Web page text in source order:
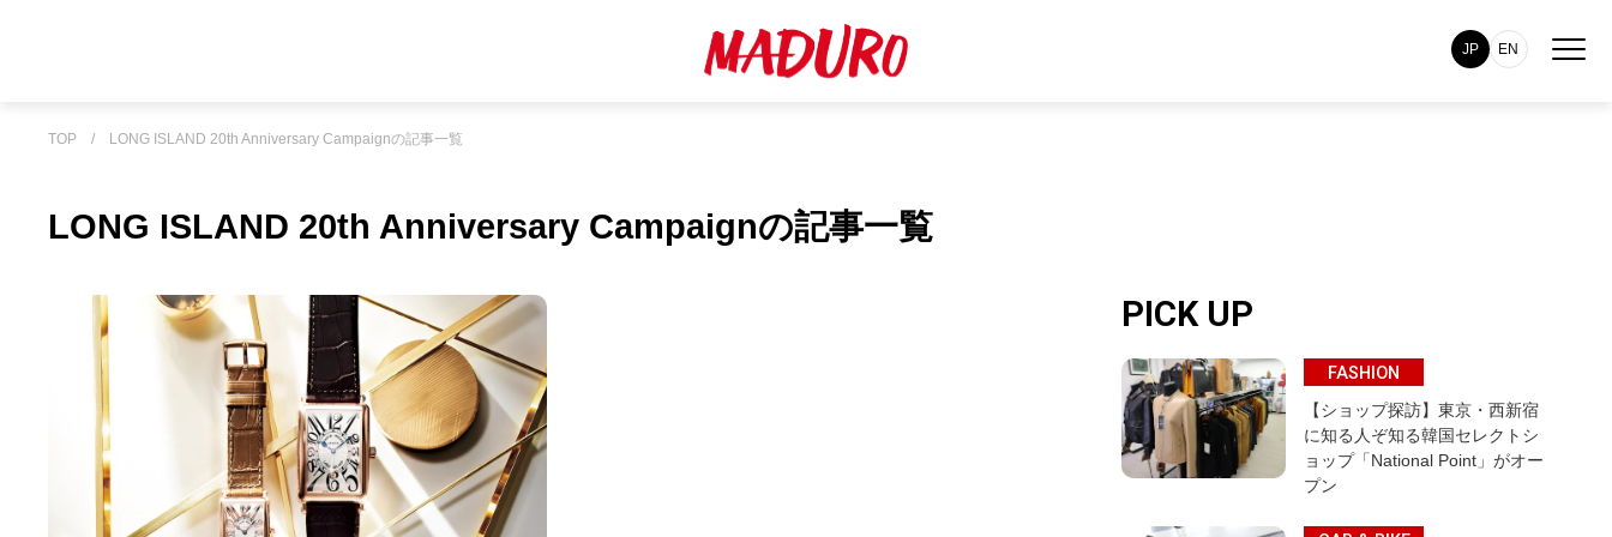
JP EN
TOP / LONG ISLAND 20th Anniversary Campaignの記事一覧
LONG ISLAND 20th Anniversary Campaignの記事一覧
PICK UP
FASHION
【ショップ探訪】東京・西新宿
に知る人ぞ知る韓国セレクトシ
ョップ「National Point」がオー
プン